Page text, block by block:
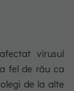
virusul
fel de rău ca
de la alte